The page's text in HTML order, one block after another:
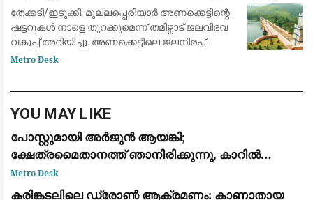
മുന്നറിയിപ്പ്
തേക്കടി/ഇടുക്കി: മുല്ലപ്പെരിയാർ അണക്കെട്ടിന്റെ
ഷട്ടറുകൾ നാളെ തുറക്കുമെന്ന് തമിഴ്നാട് ജലവിഭവ
വകുപ്പ് അറിയിച്ചു. അണക്കെട്ടിലെ ജലനിരപ്പ്
ഉയർന്നതിനെ തുടർന്നാണ് നടപടി. കമ്പം
Metro Desk
YOU MAY LIKE
പോസ്റ്റുമായി അർജുൻ ആയങ്കി;
ക്ഷേത്രമൈതാനത്ത് ഞാനിരിക്കുന്നു, കാറിൽ
പാലിയേക്കര ടോൾ പ്ലാസ കടക്കുന്ന ദൃശ്യം
പുറത്ത്: സഹോദരനും ഭാര്യയും കസ്റ്റഡിയിൽ
Metro Desk
കരിങ്കടലിലെ ഡ്രോൺ ആക്രമണം: കാണാതായ